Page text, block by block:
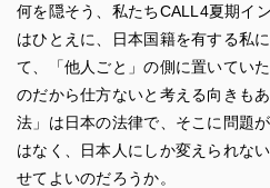
何を隠そう、私たちCALL4夏期イ
はひとえに、日本国籍を有する私
て、「他人ごと」の側に置いてい
のだから仕方ないと考える向きも
法」は日本の法律で、そこに問題
はなく、日本人にしか変えられな
せてよいのだろうか。